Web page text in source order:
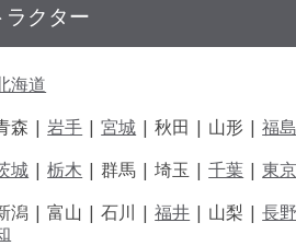
クター
海道
森 |岩手 |宮城 | 秋田 | 山形 |福島
城 |栃木 | 群馬 | 埼玉 |千葉 |東京
潟 |富山 |石川 |福井 | 山梨 |長野